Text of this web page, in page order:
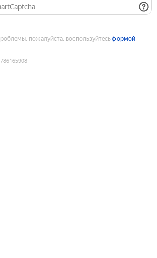
пожалуйста, воспользуйтесьформой